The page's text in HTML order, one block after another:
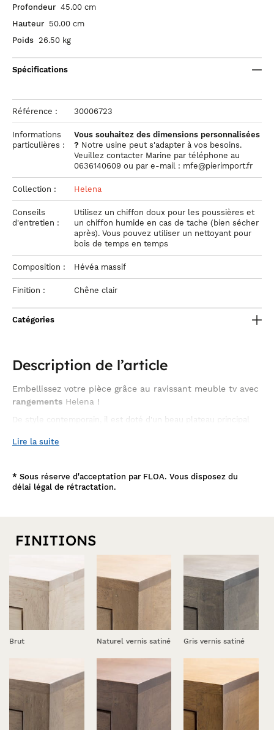
Profondeur 45.00 cm
Hauteur 50.00 cm
Poids 26.50 kg
Spécifications
Référence : 30006723
Informations
particulières :
Vous souhaitez des dimensions personnalisées
? Notre usine peut s'adapter à vos besoins.
Veuillez contacter Marine par téléphone au
0636140609 ou par e-mail : mfe@pierimport.fr
Collection : Helena
Conseils
d'entretien :
Utilisez un chiffon doux pour les poussières et
un chiffon humide en cas de tache (bien sécher
après). Vous pouvez utiliser un nettoyant pour
bois de temps en temps
Composition : Hévéa massif
Finition : Chêne clair
Catégories
Description de l’article
Embellissez votre pièce grâce au ravissant meuble tv avec
rangements Helena !
De style contemporain, il est doté d'un beau plateau principal
pour organiser tout le matériel audiovisuel. Conçu en hévéa
atmosphères. De dimensions 120x45x50 cm, vous en
rehausserez efficacement votre salon exotique. Découvrez
l'ensemble de la collection en cliquant
Lire la suite
* Sous réserve d'acceptation par FLOA. Vous disposez du
délai légal de rétractation.
FINITIONS
Brut Naturel vernis satiné Gris vernis satiné